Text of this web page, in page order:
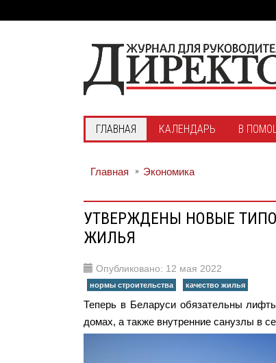
ГЛАВНАЯ КАЛЕНДАРЬ В
Главная Экономика
УТВЕРЖДЕНЫ НОВЫЕ
ЖИЛЬЯ
Опубликовано: 12 мая 2022
нормы строительства качество жилья
Теперь в Беларуси обязательны
домах, а также внутренние санузлы в